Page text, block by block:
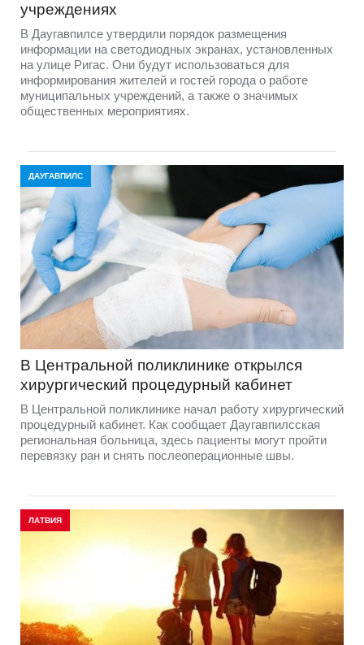
учреждениях
В Даугавпилсе утвердили порядок размещения
информации на светодиодных экранах, установленных
на улице Ригас. Они будут использоваться для
информирования жителей и гостей города о работе
муниципальных учреждений, а также о значимых
общественных мероприятиях.
ДАУГАВПИЛС
В Центральной поликлинике открылся
хирургический процедурный кабинет
В Центральной поликлинике начал работу хирургический
процедурный кабинет. Как сообщает Даугавпилсская
региональная больница, здесь пациенты могут пройти
перевязку ран и снять послеоперационные швы.
ЛАТВИЯ